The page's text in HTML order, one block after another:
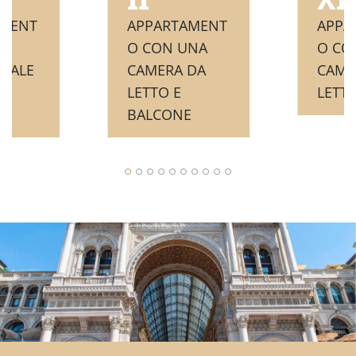
APPARTAMENT
O CON UNA
CAMERA DA
LETTO E
BALCONE
O